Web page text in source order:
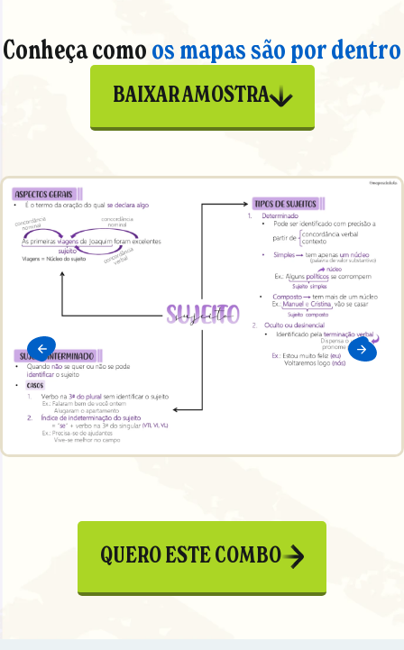
Conheça como os mapas são por dentro
BAIXAR AMOSTRA
QUERO ESTE COMBO